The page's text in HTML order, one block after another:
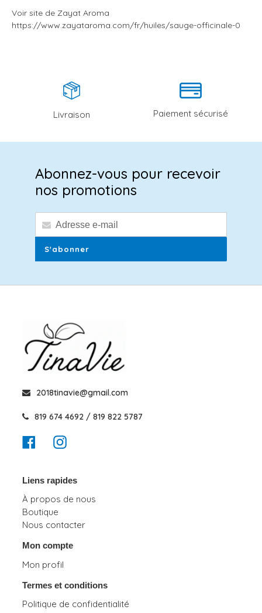
Voir site de Zayat Aroma
https://www.zayataroma.com/fr/huiles/sauge-officinale-0
Livraison Paiement sécurisé
Abonnez-vous pour recevoir
nos promotions
S'abonner
2018tinavie@gmail.com
819 674 4692 / 819 822 5787
FacebookInstagram
Liens rapides
À propos de nous
Boutique
Nous contacter
Mon compte
Mon profil
Termes et conditions
Politique de confidentialité